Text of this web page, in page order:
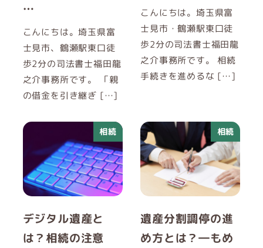
…
こんにちは。埼玉県富
士見市、鶴瀬駅東口徒
歩2分の司法書士福田龍
之介事務所です。 「親
の借金を引き継ぎ […]
こんにちは。埼玉県富
士見市・鶴瀬駅東口徒
歩2分の司法書士福田龍
之介事務所です。 相続
手続きを進めるな […]
相続
デジタル遺産と
は？相続の注意
相続
遺産分割調停の進
め方とは？―もめ